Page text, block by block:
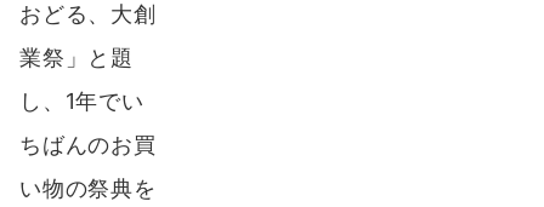
おどる、大創
業祭」と題
し、1年でい
ちばんのお買
い物の祭典を